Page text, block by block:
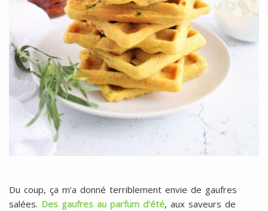
Du coup, ça m’a donné terriblement envie de gaufres
salées. Des gaufres au parfum d’été, aux saveurs de